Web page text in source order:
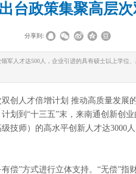
台政策集聚高层
分享到:
军人才达500人，企业引进的具有硕士以上学位
人才倍增计划 推动高质量发展
划到“十三五”末，来南通创新创
技师）的高水平创新人才达3000
”方式进行立体支持。“无偿”指